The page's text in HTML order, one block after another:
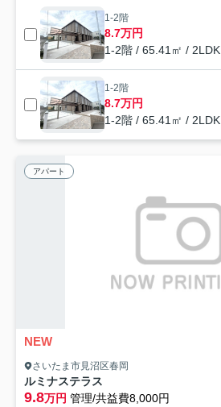
1-2階
8.7万円
1-2階 / 65.41㎡ / 2LDK
1-2階
8.7万円
1-2階 / 65.41㎡ / 2LDK
アパート
NEW
さいたま市見沼区春岡
ルミナステラス
9.8万円 管理/共益費8,000円